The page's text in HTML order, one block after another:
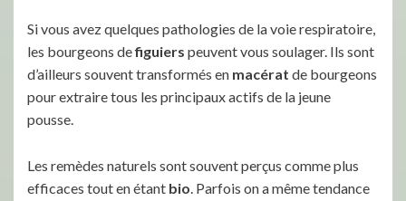
Si vous avez quelques pathologies de la voie respiratoire,
les bourgeons defiguiers peuvent vous soulager. Ils sont
d’ailleurs souvent transformés en macérat de bourgeons
pour extraire tous les principaux actifs de la jeune
pousse.
Les remèdes naturels sont souvent perçus comme plus
efficaces tout en étant bio. Parfois on a même tendance